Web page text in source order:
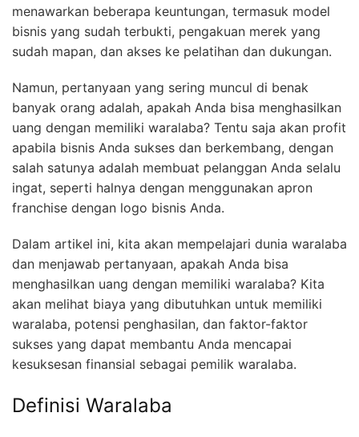
menawarkan beberapa keuntungan, termasuk model
bisnis yang sudah terbukti, pengakuan merek yang
sudah mapan, dan akses ke pelatihan dan dukungan.
Namun, pertanyaan yang sering muncul di benak
banyak orang adalah, apakah Anda bisa menghasilkan
uang dengan memiliki waralaba? Tentu saja akan profit
apabila bisnis Anda sukses dan berkembang, dengan
salah satunya adalah membuat pelanggan Anda selalu
ingat, seperti halnya dengan menggunakan apron
franchise dengan logo bisnis Anda.
Dalam artikel ini, kita akan mempelajari dunia waralaba
dan menjawab pertanyaan, apakah Anda bisa
menghasilkan uang dengan memiliki waralaba? Kita
akan melihat biaya yang dibutuhkan untuk memiliki
waralaba, potensi penghasilan, dan faktor-faktor
sukses yang dapat membantu Anda mencapai
kesuksesan finansial sebagai pemilik waralaba.
Definisi Waralaba